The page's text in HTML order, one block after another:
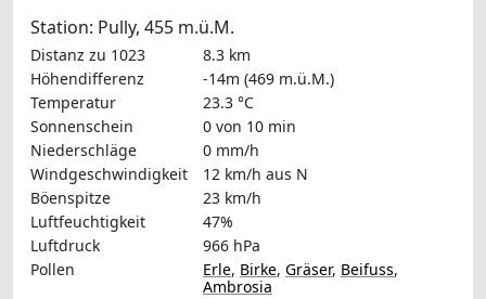
Station: Pully, 455 m.ü.M.
Distanz zu 1023
8.3 km
Höhendifferenz
-14m (469 m.ü.M.)
Temperatur
23.3 °C
Sonnenschein
0 von 10 min
Niederschläge
0 mm/h
Windgeschwindigkeit
12 km/h aus N
Böenspitze
23 km/h
Luftfeuchtigkeit
47%
Luftdruck
966 hPa
Pollen
Erle, Birke, Gräser, Beifuss,
Ambrosia